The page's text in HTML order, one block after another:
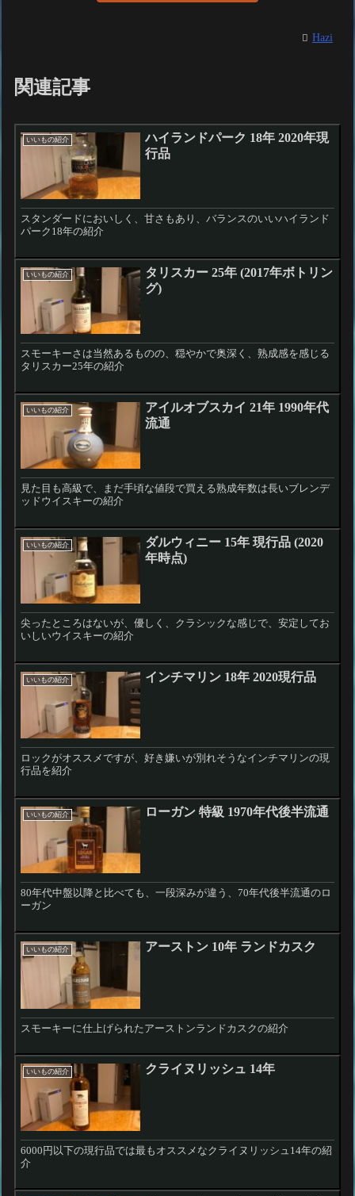
Hazi
関連記事
いいもの紹介
ハイランドパーク 18年 2020年現
行品
スタンダードにおいしく、甘さもあり、バランスのいいハイランド
パーク18年の紹介
いいもの紹介
タリスカー 25年 (2017年ボトリン
グ)
スモーキーさは当然あるものの、穏やかで奥深く、熟成感を感じる
タリスカー25年の紹介
いいもの紹介
アイルオブスカイ 21年 1990年代
流通
見た目も高級で、まだ手頃な値段で買える熟成年数は長いブレンデ
ッドウイスキーの紹介
いいもの紹介
ダルウィニー 15年 現行品 (2020
年時点)
尖ったところはないが、優しく、クラシックな感じで、安定してお
いしいウイスキーの紹介
いいもの紹介 インチマリン 18年 2020現行品
ロックがオススメですが、好き嫌いが別れそうなインチマリンの現
行品を紹介
いいもの紹介 ローガン 特級 1970年代後半流通
80年代中盤以降と比べても、一段深みが違う、70年代後半流通のロ
ーガン
いいもの紹介 アーストン 10年 ランドカスク
スモーキーに仕上げられたアーストンランドカスクの紹介
いいもの紹介 クライヌリッシュ 14年
6000円以下の現行品では最もオススメなクライヌリッシュ14年の紹
介